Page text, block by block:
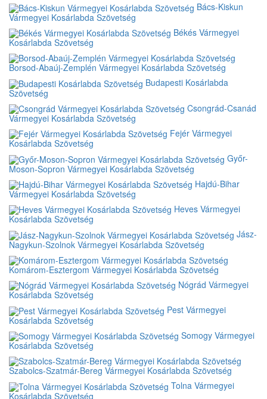
Bács-Kiskun
Vármegyei Kosárlabda Szövetség
Békés Vármegyei
Kosárlabda Szövetség
Borsod-Abaúj-Zemplén Vármegyei Kosárlabda Szövetség
Budapesti Kosárlabda
Szövetség
Csongrád-Csanád
Vármegyei Kosárlabda Szövetség
Fejér Vármegyei
Kosárlabda Szövetség
Győr-
Moson-Sopron Vármegyei Kosárlabda Szövetség
Hajdú-Bihar
Vármegyei Kosárlabda Szövetség
Heves Vármegyei
Kosárlabda Szövetség
Jász-
Nagykun-Szolnok Vármegyei Kosárlabda Szövetség
Komárom-Esztergom Vármegyei Kosárlabda Szövetség
Nógrád Vármegyei
Kosárlabda Szövetség
Pest Vármegyei
Kosárlabda Szövetség
Somogy Vármegyei
Kosárlabda Szövetség
Szabolcs-Szatmár-Bereg Vármegyei Kosárlabda Szövetség
Tolna Vármegyei
Kosárlabda Szövetség